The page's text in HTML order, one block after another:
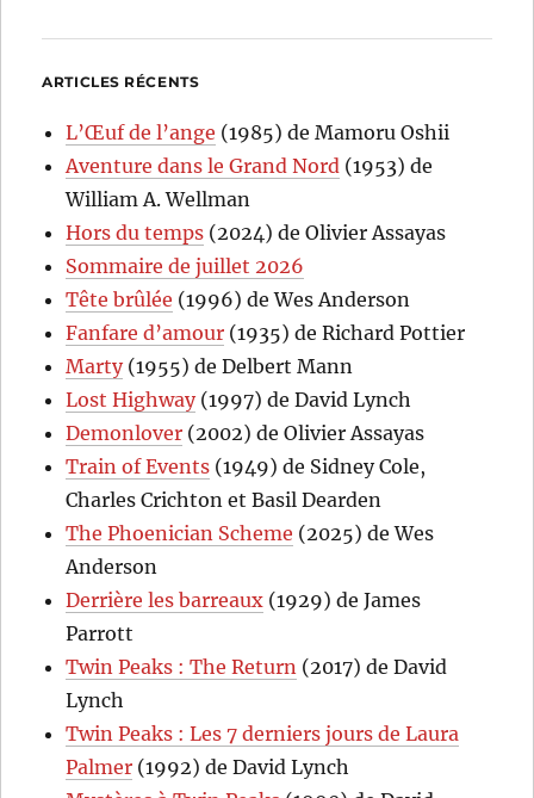
ARTICLES RÉCENTS
L’Œuf de l’ange (1985) de Mamoru Oshii
Aventure dans le Grand Nord (1953) de
William A. Wellman
Hors du temps (2024) de Olivier Assayas
Sommaire de juillet 2026
Tête brûlée (1996) de Wes Anderson
Fanfare d’amour (1935) de Richard Pottier
Marty(1955) de Delbert Mann
Lost Highway(1997) de David Lynch
Demonlover (2002) de Olivier Assayas
Train of Events (1949) de Sidney Cole,
Charles Crichton et Basil Dearden
The Phoenician Scheme (2025) de Wes
Anderson
Derrière les barreaux (1929) de James
Parrott
Twin Peaks : The Return (2017) de David
Lynch
Twin Peaks : Les 7 derniers jours de Laura
Palmer (1992) de David Lynch